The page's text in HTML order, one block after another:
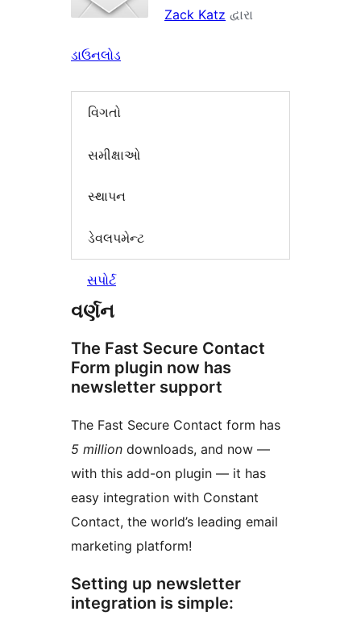
Zack Katz દ્વારા
ડાઉનલોડ
વિગતો
સમીક્ષાઓ
સ્થાપન
ડેવલપમેન્ટ
સપોર્ટ
વર્ણન
The Fast Secure Contact
Form plugin now has
newsletter support
The Fast Secure Contact form has
5 million downloads, and now —
with this add-on plugin — it has
easy integration with Constant
Contact, the world’s leading email
marketing platform!
Setting up newsletter
integration is simple: